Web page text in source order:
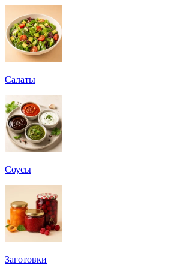
Салаты
Соусы
Заготовки